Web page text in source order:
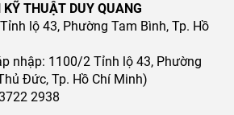
THUẬT DUY QUANG
lộ 43, Phường Tam Bình, Tp. Hồ
nhập: 1100/2 Tỉnh lộ 43, Phường
Đức, Tp. Hồ Chí Minh)
2938